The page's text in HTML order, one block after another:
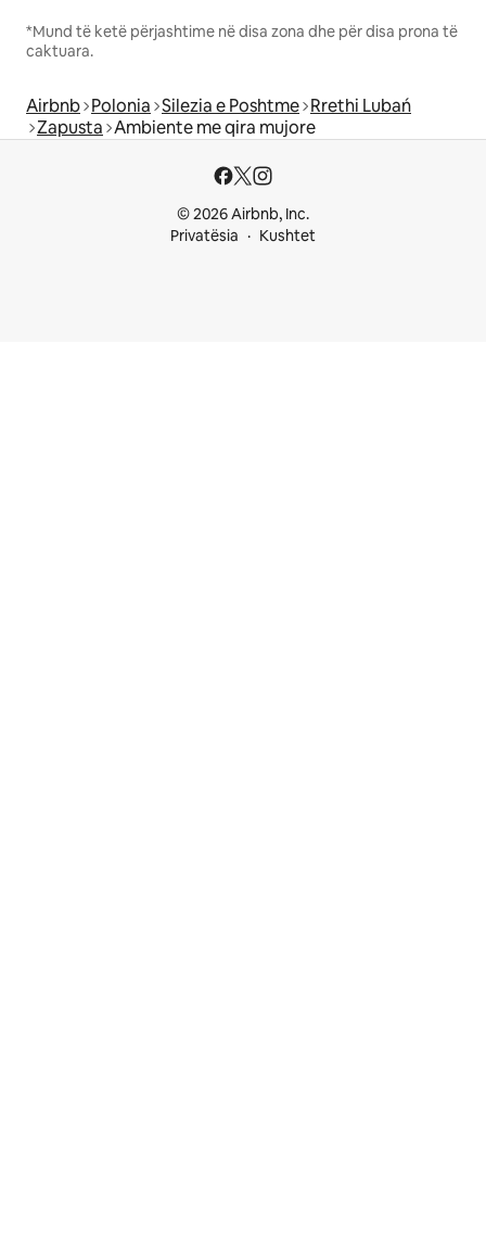
*Mund të ketë përjashtime në disa zona dhe për disa prona të
caktuara.
Airbnb Polonia Silezia e Poshtme Rrethi Lubań
Zapusta Ambiente me qira mujore
© 2026 Airbnb, Inc.
Privatësia
Kushtet